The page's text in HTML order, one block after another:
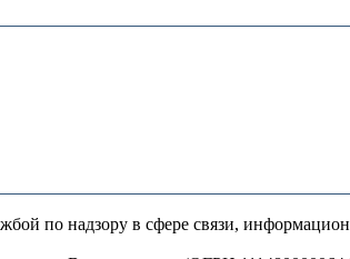
по надзору в сфере связи,